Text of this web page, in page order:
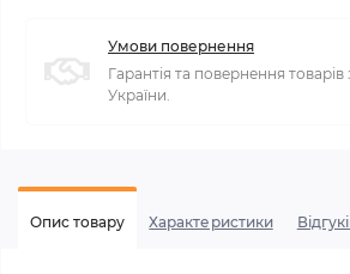
Умови повернення
Гарантія та повернення товарів
України.
Опис товару Характеристики